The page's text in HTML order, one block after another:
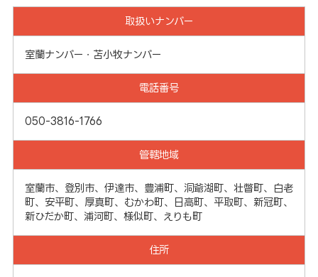
取扱いナンバー
室蘭ナンバー・苫小牧ナンバー
電話番号
050-3816-1766
管轄地域
室蘭市、登別市、伊達市、豊浦町、洞爺湖町、壮瞥町、白老
町、安平町、厚真町、むかわ町、日高町、平取町、新冠町、
新ひだか町、浦河町、様似町、えりも町
住所